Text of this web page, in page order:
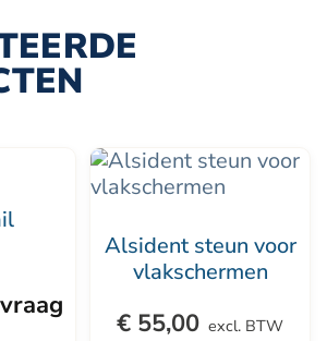
Alsident steun voor
vlakschermen
€ 55,00 excl. BTW